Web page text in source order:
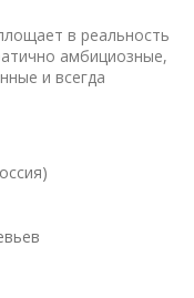
в реальность
амбициозные,
и всегда